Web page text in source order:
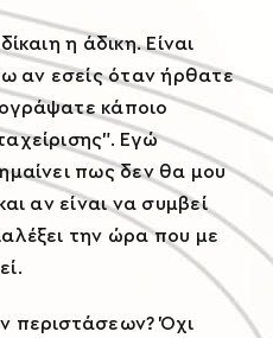
η άδικη. Είναι
αν εσείς όταν ήρθατε
κάποιο
Εγώ
πως δεν θα μου
αν είναι να συμβεί
την ώρα που με
περιστάσεων? Όχι